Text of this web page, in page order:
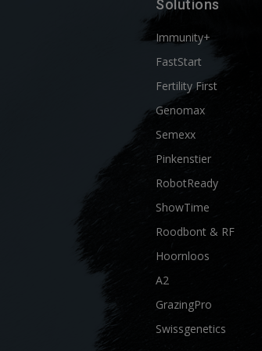
Solutions
Immunity+
FastStart
Fertility First
Genomax
Semexx
Pinkenstier
RobotReady
ShowTime
Roodbont & RF
Hoornloos
A2
GrazingPro
Swissgenetics